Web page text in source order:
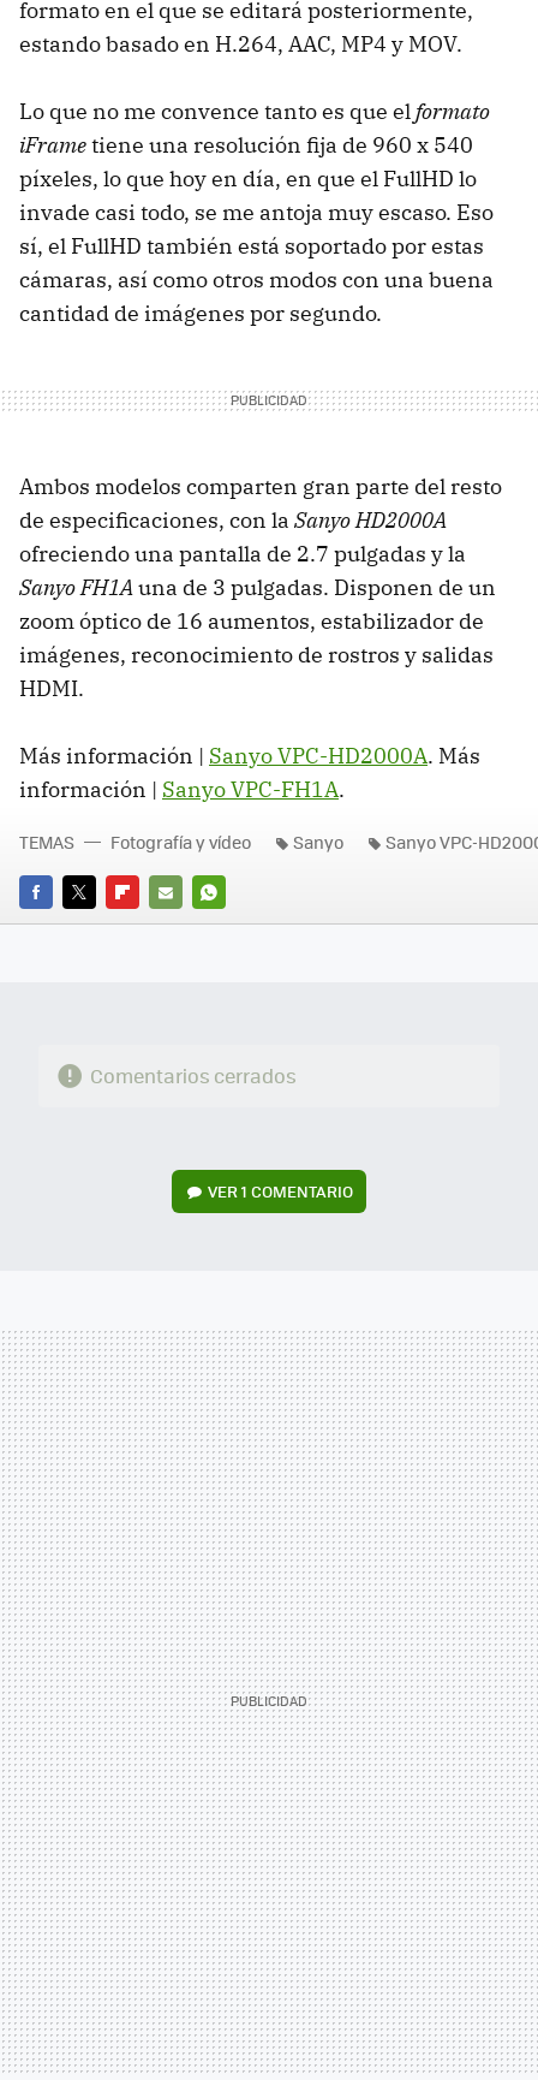
formato en el que se editará posteriormente,
estando basado en H.264, AAC, MP4 y MOV.
Lo que no me convence tanto es que elformato
iFrametiene una resolución fija de 960 x 540
píxeles, lo que hoy en día, en que el FullHD lo
invade casi todo, se me antoja muy escaso. Eso
sí, el FullHD también está soportado por estas
cámaras, así como otros modos con una buena
cantidad de imágenes por segundo.
Ambos modelos comparten gran parte del resto
de especificaciones, con la Sanyo HD2000A
ofreciendo una pantalla de 2.7 pulgadas y la
Sanyo FH1Auna de 3 pulgadas. Disponen de un
zoom óptico de 16 aumentos, estabilizador de
imágenes, reconocimiento de rostros y salidas
HDMI.
Más información | Sanyo VPC-HD2000A. Más
información | Sanyo VPC-FH1A.
FACEBOOK
TWITTERFLIPBOARD
E-
WHATSAPP
TEMAS Fotografía y vídeo Sanyo Sanyo VPC-
Comentarios cerrados
VER1 COMENTARIO